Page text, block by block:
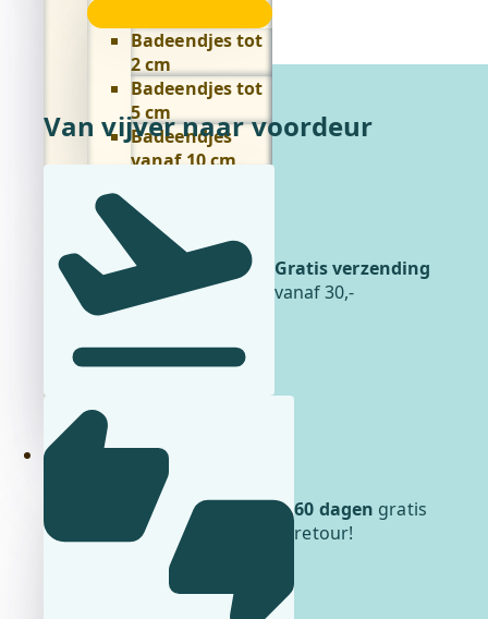
Populaire
afmetingen
submenu
Badeendjes tot
2 cm
Badeendjes tot
5 cm
Badeendjes
vanaf 10 cm
Speciale
eendjes
submenu
Collectible
badeendjes
Glitter
badeendjes
Cadeaus
Cadeaus
submenu
Badeend accessoires
Badeend
(Binnenkort)
Van vijver naar voordeur
Gratis verzending
vanaf 30,-
60 dagen gratis
retour!